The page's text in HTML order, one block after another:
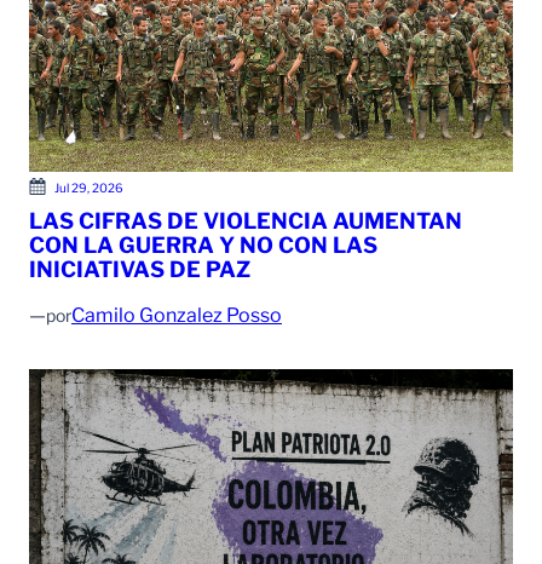
Jul 29, 2026
LAS CIFRAS DE VIOLENCIA AUMENTAN
CON LA GUERRA Y NO CON LAS
INICIATIVAS DE PAZ
—porCamilo Gonzalez Posso